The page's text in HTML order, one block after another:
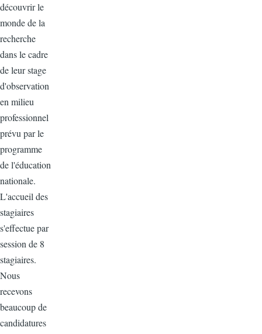
découvrir le
monde de la
recherche
dans le cadre
de leur stage
d'observation
en milieu
professionnel
prévu par le
programme
de l'éducation
nationale.
L'accueil des
stagiaires
s'effectue par
session de 8
stagiaires.
Nous
recevons
beaucoup de
candidatures